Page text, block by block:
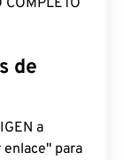
de
a
enlace" para